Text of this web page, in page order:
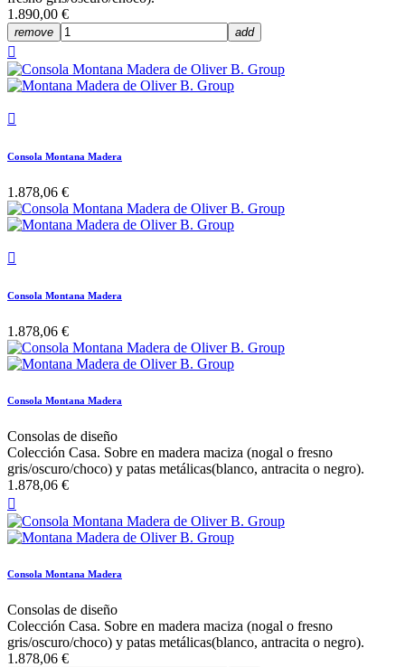
1.890,00 €
remove add


Consola Montana Madera
1.878,06 €

Consola Montana Madera
1.878,06 €
Consola Montana Madera
Consolas de diseño
Colección Casa. Sobre en madera maciza (nogal o fresno
gris/oscuro/choco) y patas metálicas(blanco, antracita o negro).
1.878,06 €

Consola Montana Madera
Consolas de diseño
Colección Casa. Sobre en madera maciza (nogal o fresno
gris/oscuro/choco) y patas metálicas(blanco, antracita o negro).
1.878,06 €